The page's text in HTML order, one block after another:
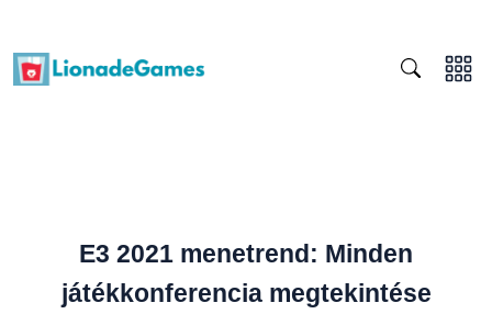
E3 2021 menetrend: Minden
játékkonferencia megtekintése